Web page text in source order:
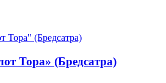
Тора» (Бредсатра)